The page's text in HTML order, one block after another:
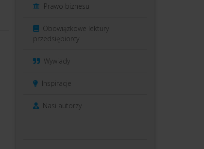
Prawo biznesu
Obowiązkowe lektury
przedsiębiorcy
Wywiady
Inspiracje
Nasi autorzy